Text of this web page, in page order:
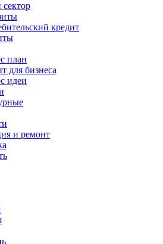
сектор
кредит
план
для бизнеса
идеи
и ремонт